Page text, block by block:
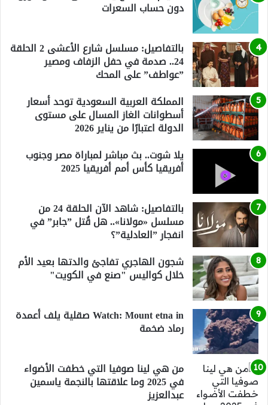
دون حساب السعرات
بالتفاصيل: مسلسل شارع الأعشى 2 الحلقة
24.. صدمة في حفل الزفاف ومصير
”عواطف” على المحك
المملكة العربية السعودية توحد أسعار
أسطوانات الغاز المسال على مستوى
الدولة اعتبارًا من يناير 2026
يلا شوت.. بث مباشر لمباراة مصر وجنوب
أفريقيا كأس أمم أفريقيا 2025
بالتفاصيل: شاهد الآن الحلقة 24 من
مسلسل «مولانا».. هل قُتل ”جابر” في
انفجار ”العادلية”؟
شجون الهاجري تفاجئ والدتها بعيد الأم
خلال كواليس "صنع في الكويت"
Watch: Mount etna in صقلية يلف أعمدة
رماد ضخمة
من هي لينا صوفيا التي خطفت الأضواء
في 2025 وما علاقتها بالنجمة ياسمين
عبدالعزيز